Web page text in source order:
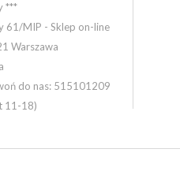
***
61/MIP - Sklep on-line
Warszawa
do nas: 515101209
11-18)